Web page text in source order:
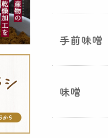
お米5kg
成しました！
別な仕様でお
ままキープ！
を可能にしま
山形さくら